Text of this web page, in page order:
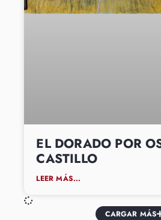
EL DORADO POR
CASTILLO
LEER MÁS...
CARGAR MÁS